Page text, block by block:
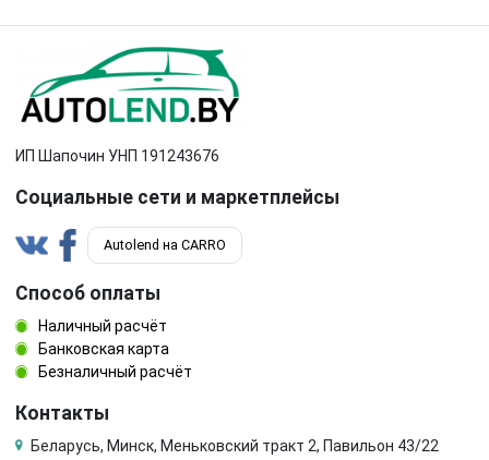
шкив
шкив помпы
щуп двигателя
ИП Шапочин УНП 191243676
Социальные сети и маркетплейсы
Autolend на CARRO
Способ оплаты
Наличный расчёт
Банковская карта
Безналичный расчёт
Контакты
Беларусь, Минск, Меньковский тракт 2, Павильон 43/22